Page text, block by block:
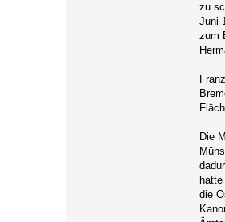
zu
Juni
zum
Die
die